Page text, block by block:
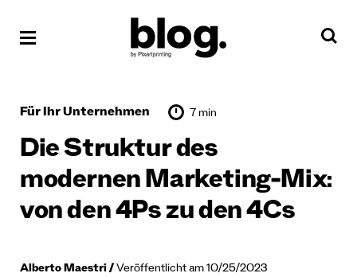
Für Ihr Unternehmen 7 min
Die Struktur des
modernen Marketing-Mix:
von den 4Ps zu den 4Cs
Alberto Maestri Veröffentlicht am 10/25/2023